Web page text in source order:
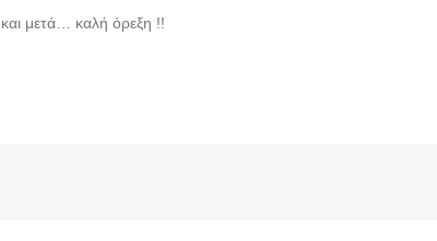
και μετά… καλή όρεξη !!